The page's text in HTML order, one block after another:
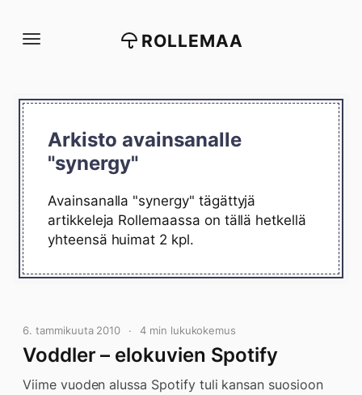
suoraan
ROLLEMAA
Arkisto avainsanalle
"synergy"
Avainsanalla "synergy" tägättyjä
artikkeleja Rollemaassa on tällä hetkellä
yhteensä huimat 2 kpl.
6. tammikuuta 2010 4 min lukukokemus
Voddler – elokuvien Spotify
Viime vuoden alussa Spotify tuli kansan suosioon